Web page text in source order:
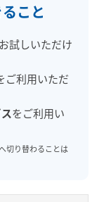
こと
試しいただけ
ご利用いただ
をご利用い
切り替わることは